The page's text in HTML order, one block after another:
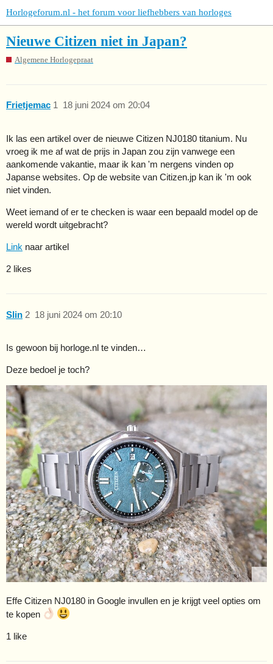
Horlogeforum.nl - het forum voor liefhebbers van horloges
Nieuwe Citizen niet in Japan?
Algemene Horlogepraat
Frietjemac 18 juni 2024 om 20:04
1
Ik las een artikel over de nieuwe Citizen NJ0180 titanium. Nu
vroeg ik me af wat de prijs in Japan zou zijn vanwege een
aankomende vakantie, maar ik kan 'm nergens vinden op
Japanse websites. Op de website van Citizen.jp kan ik 'm ook
niet vinden.
Weet iemand of er te checken is waar een bepaald model op de
wereld wordt uitgebracht?
Link naar artikel
2 likes
Slin 18 juni 2024 om 20:10
2
Is gewoon bij horloge.nl te vinden…
Deze bedoel je toch?
Effe Citizen NJ0180 in Google invullen en je krijgt veel opties om
te kopen
1 like